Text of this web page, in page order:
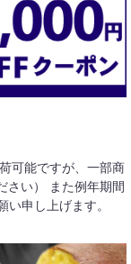
可能ですが、一部商
さい） また例年期間
申し上げます。